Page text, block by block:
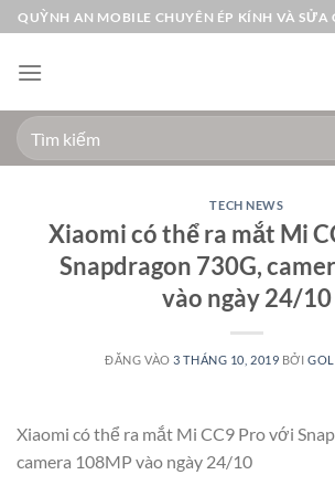
Bỏ
qua
nội
QUỲNH AN MOBILE CHUYÊN ÉP KÍNH VÀ SỬA
Tìm
kiếm:
TECH NEWS
Xiaomi có thể ra mắt Mi
Snapdragon 730G,
vào ngày 24/10
ĐĂNG VÀO3 THÁNG 10, 2019 BỞI
Xiaomi có thể ra mắt Mi CC9 Pro với
camera 108MP vào ngày 24/10